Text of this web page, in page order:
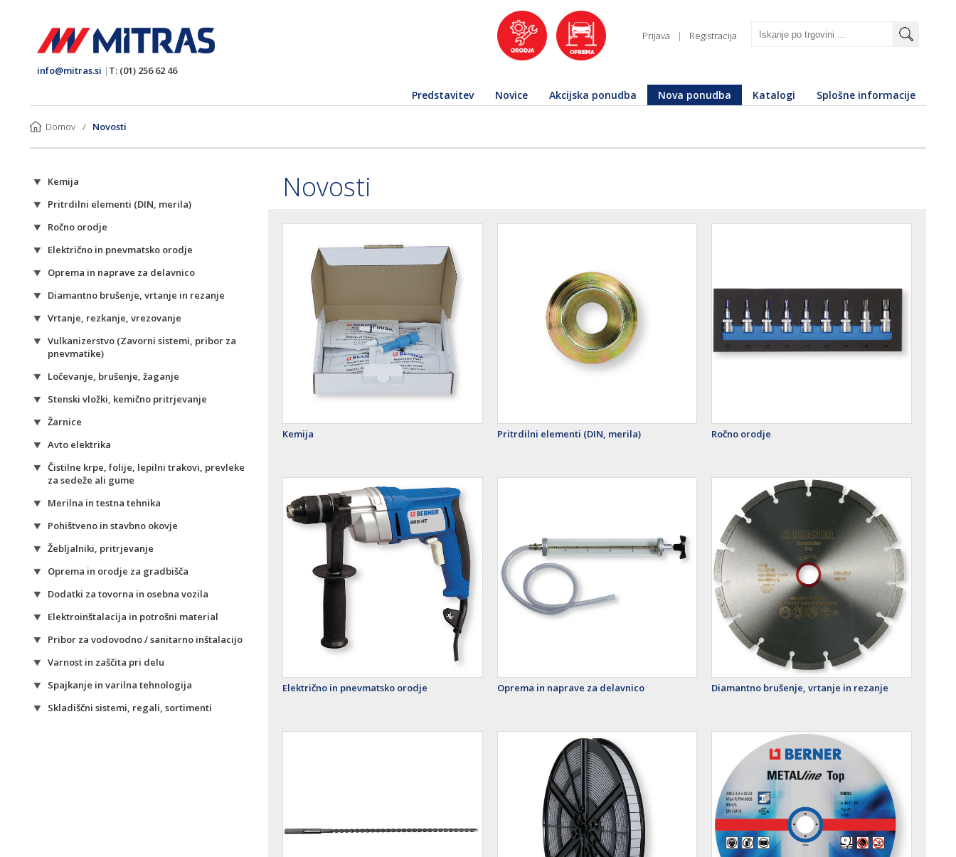
Prijava | Registracija
info@mitras.si | T: (01) 256 62 46
Predstavitev Novice Akcijska ponudba Nova ponudba Katalogi Splošne informacije
Domov / Novosti
Kemija
Pritrdilni elementi (DIN, merila)
Ročno orodje
Električno in pnevmatsko orodje
Oprema in naprave za delavnico
Diamantno brušenje, vrtanje in rezanje
Vrtanje, rezkanje, vrezovanje
Vulkanizerstvo (Zavorni sistemi, pribor za
pnevmatike)
Ločevanje, brušenje, žaganje
Stenski vložki, kemično pritrjevanje
Žarnice
Avto elektrika
Čistilne krpe, folije, lepilni trakovi, prevleke
za sedeže ali gume
Merilna in testna tehnika
Pohištveno in stavbno okovje
Žebljalniki, pritrjevanje
Oprema in orodje za gradbišča
Dodatki za tovorna in osebna vozila
Elektroinštalacija in potrošni material
Pribor za vodovodno / sanitarno inštalacijo
Varnost in zaščita pri delu
Spajkanje in varilna tehnologija
Skladiščni sistemi, regali, sortimenti
Novosti
Kemija Pritrdilni elementi (DIN, merila) Ročno orodje
Električno in pnevmatsko orodje Oprema in naprave za delavnico Diamantno brušenje, vrtanje in rezanje